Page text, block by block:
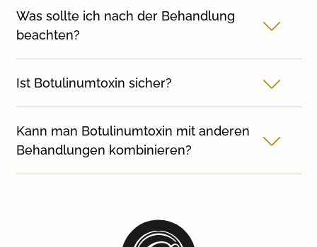
Was sollte ich nach der Behandlung
beachten?
Ist Botulinumtoxin sicher?
Kann man Botulinumtoxin mit anderen
Behandlungen kombinieren?